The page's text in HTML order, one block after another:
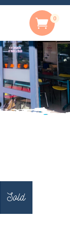
0
Sold